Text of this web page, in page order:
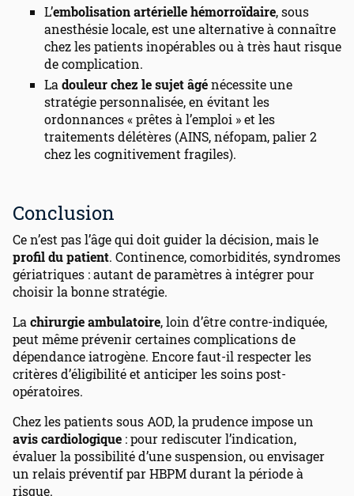
L’embolisation artérielle hémorroïdaire, sous
anesthésie locale, est une alternative à connaître
chez les patients inopérables ou à très haut risque
de complication.
La douleur chez le sujet âgénécessite une
stratégie personnalisée, en évitant les
ordonnances « prêtes à l’emploi » et les
traitements délétères (AINS, néfopam, palier 2
chez les cognitivement fragiles).
Conclusion
Ce n’est pas l’âge qui doit guider la décision, mais le
profil du patient. Continence, comorbidités, syndromes
gériatriques : autant de paramètres à intégrer pour
choisir la bonne stratégie.
La chirurgie ambulatoire, loin d’être contre-indiquée,
peut même prévenir certaines complications de
dépendance iatrogène. Encore faut-il respecter les
critères d’éligibilité et anticiper les soins post-
opératoires.
Chez les patients sous AOD, la prudence impose un
avis cardiologique : pour rediscuter l’indication,
évaluer la possibilité d’une suspension, ou envisager
un relais préventif par HBPM durant la période à
risque.